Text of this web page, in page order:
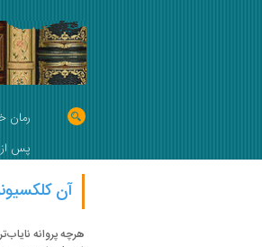
رمان
پس
آن
هرچه پروانه‌